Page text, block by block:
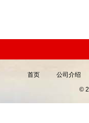
首页 公司介绍
©